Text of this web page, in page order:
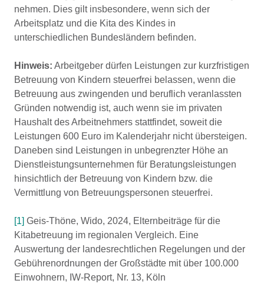
nehmen. Dies gilt insbesondere, wenn sich der
Arbeitsplatz und die Kita des Kindes in
unterschiedlichen Bundesländern befinden.
Hinweis: Arbeitgeber dürfen Leistungen zur kurzfristigen
Betreuung von Kindern steuerfrei belassen, wenn die
Betreuung aus zwingenden und beruflich veranlassten
Gründen notwendig ist, auch wenn sie im privaten
Haushalt des Arbeitnehmers stattfindet, soweit die
Leistungen 600 Euro im Kalenderjahr nicht übersteigen.
Daneben sind Leistungen in unbegrenzter Höhe an
Dienstleistungsunternehmen für Beratungsleistungen
hinsichtlich der Betreuung von Kindern bzw. die
Vermittlung von Betreuungspersonen steuerfrei.
[1] Geis-Thöne, Wido, 2024, Elternbeiträge für die
Kitabetreuung im regionalen Vergleich. Eine
Auswertung der landesrechtlichen Regelungen und der
Gebührenordnungen der Großstädte mit über 100.000
Einwohnern, IW-Report, Nr. 13, Köln